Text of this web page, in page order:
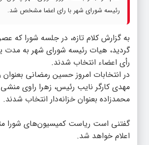
رئیسه شورای شهر با رای اعضا مشخص شد.
به گزارش کلام تازه، در جلسه شورا که عصر
گردید، هیات رئیسه شورای شهر به مدت
رأی اعضاء انتخاب شدند.
در انتخابات امروز حسین رمضانی
مهدی کارگر نایب رئیس، زهرا راوی
محمدزاده بعنوان خزانه‌دار انتخاب شدند.
گفتنی است ریاست کمیسیون‌های شورا
اعلام خواهد شد.